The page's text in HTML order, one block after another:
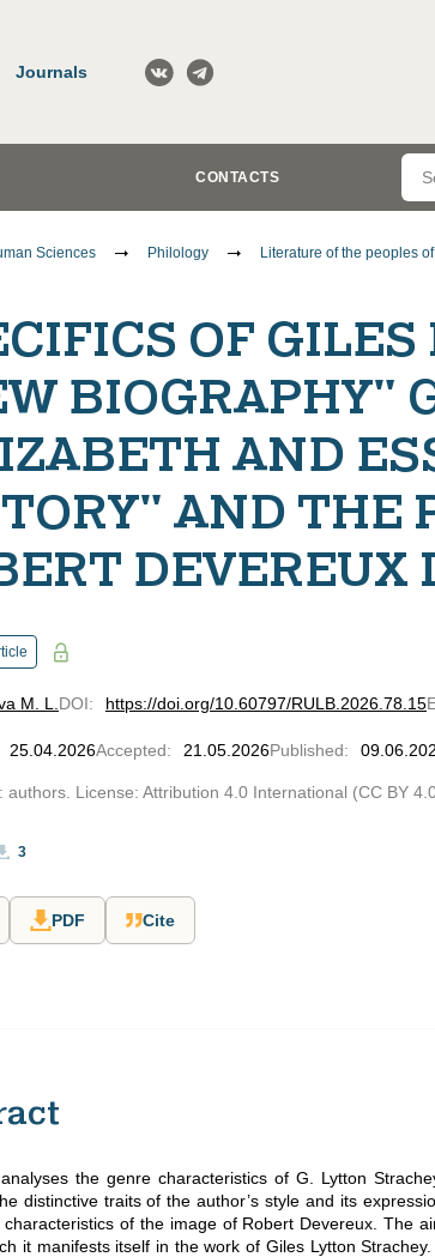
Journals
CONTACTS
Sciences Philology Literature of the peoples
OF GILES
BIOGRAPHY"
AND
AND THE
DEVEREUX
M. L. DOI: https://doi.org/10.60797/RULB.2026.78.15
25.04.2026Accepted: 21.05.2026Published:
authors. License: Attribution 4.0 International (CC BY
3
PDF Cite
the genre characteristics of G. Lytton
distinctive traits of the author’s style and its
characteristics of the image of Robert Devereux. The
it manifests itself in the work of Giles Lytton